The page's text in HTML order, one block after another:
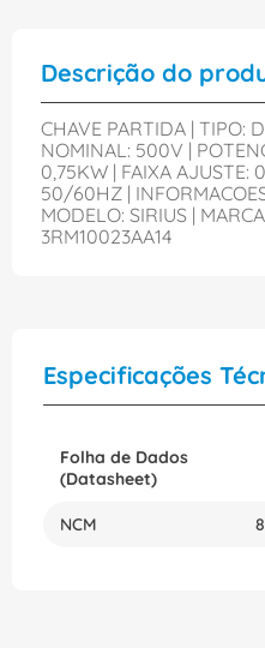
Descrição do
CHAVE PARTIDA | TIPO:
NOMINAL: 500V |
0,75KW | FAIXA AJUSTE:
50/60HZ |
MODELO: SIRIUS |
3RM10023AA14
Especificações
Folha de Dados
(Datasheet)
NCM